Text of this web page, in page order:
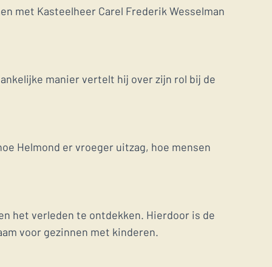
met Kasteelheer Carel Frederik Wesselman
manier vertelt hij over zijn rol bij de
Helmond er vroeger uitzag, hoe mensen
het verleden te ontdekken. Hierdoor is de
voor gezinnen met kinderen.